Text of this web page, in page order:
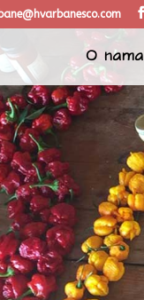
bane@hvarbanesco.com
O nama